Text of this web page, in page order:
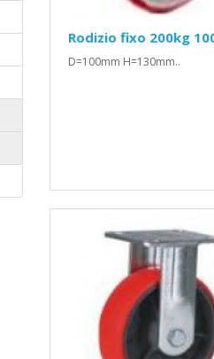
Rodizio fixo 200kg
D=100mm H=130mm..